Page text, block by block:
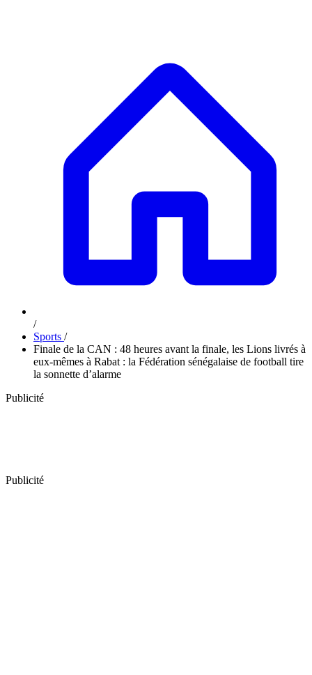
/
Sports /
Finale de la CAN : 48 heures avant la finale, les Lions livrés à
eux-mêmes à Rabat : la Fédération sénégalaise de football tire
la sonnette d’alarme
Publicité
Publicité